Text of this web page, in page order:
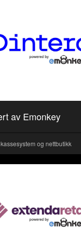
av Emonkey
og nettbutikk